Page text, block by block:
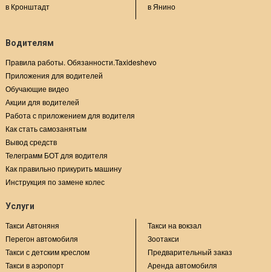
в Кронштадт
в Янино
Водителям
Правила работы. Обязанности.Taxideshevo
Приложения для водителей
Обучающие видео
Акции для водителей
Работа с приложением для водителя
Как стать самозанятым
Вывод средств
Телеграмм БОТ для водителя
Как правильно прикурить машину
Инструкция по замене колес
Услуги
Такси Автоняня
Перегон автомобиля
Такси с детским креслом
Такси в аэропорт
Такси на вокзал
Зоотакси
Предварительный заказ
Аренда автомобиля